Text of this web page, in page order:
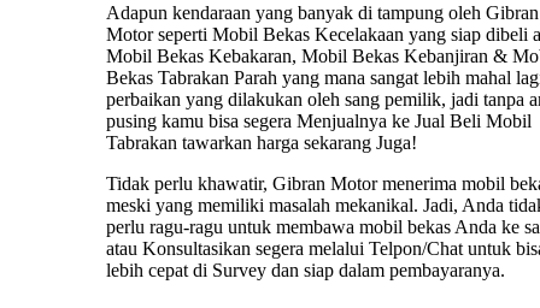
Adapun kendaraan yang banyak di tampung oleh Gibran
Motor seperti Mobil Bekas Kecelakaan yang siap dibeli
Mobil Bekas Kebakaran, Mobil Bekas Kebanjiran &
Bekas Tabrakan Parah yang mana sangat lebih mahal
perbaikan yang dilakukan oleh sang pemilik, jadi tanpa
pusing kamu bisa segera Menjualnya ke Jual Beli Mobil
Tabrakan tawarkan harga sekarang Juga!
Tidak perlu khawatir, Gibran Motor menerima mobil
meski yang memiliki masalah mekanikal. Jadi, Anda
perlu ragu-ragu untuk membawa mobil bekas Anda ke
atau Konsultasikan segera melalui Telpon/Chat untuk
lebih cepat di Survey dan siap dalam pembayaranya.